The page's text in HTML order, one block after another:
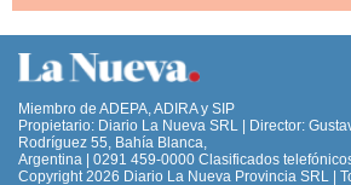
Miembro de ADEPA, ADIRA y SIP
Propietario: Diario La Nueva SRL | Director:
Rodríguez 55, Bahía Blanca,
Argentina | 0291 459-0000 Clasificados
Copyright 2026 Diario La Nueva Provincia SRL |